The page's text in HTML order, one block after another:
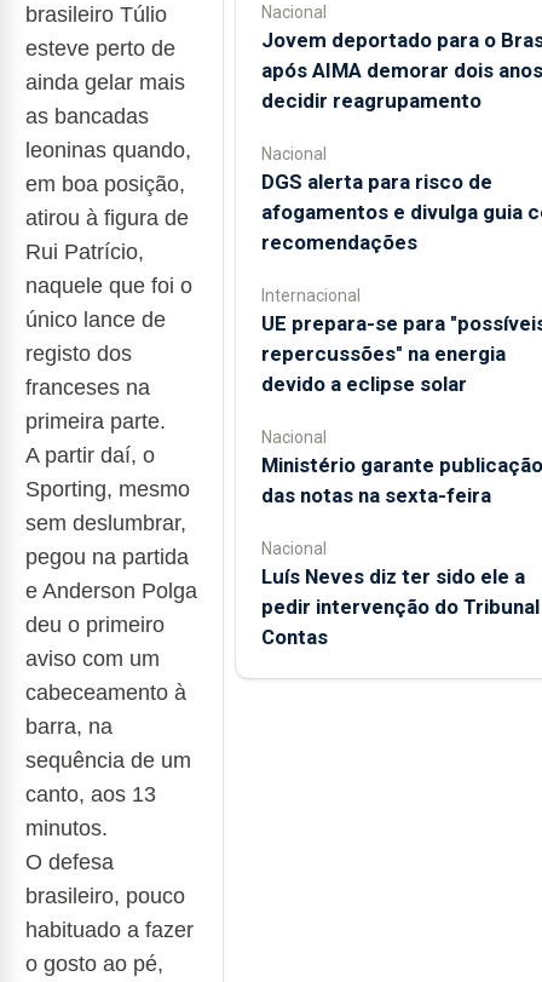
brasileiro Túlio
esteve perto de
ainda gelar mais
as bancadas
leoninas quando,
em boa posição,
atirou à figura de
Rui Patrício,
naquele que foi o
único lance de
registo dos
franceses na
primeira parte.
A partir daí, o
Sporting, mesmo
sem deslumbrar,
pegou na partida
e Anderson Polga
deu o primeiro
aviso com um
cabeceamento à
barra, na
sequência de um
canto, aos 13
minutos.
O defesa
brasileiro, pouco
habituado a fazer
o gosto ao pé,
Nacional
Jovem deportado para o
após AIMA demorar dois
decidir reagrupamento
Nacional
DGS alerta para risco de
afogamentos e divulga guia
recomendações
Internacional
UE prepara-se para
repercussões" na energia
devido a eclipse solar
Nacional
Ministério garante publicação
das notas na sexta-feira
Nacional
Luís Neves diz ter sido ele a
pedir intervenção do
Contas